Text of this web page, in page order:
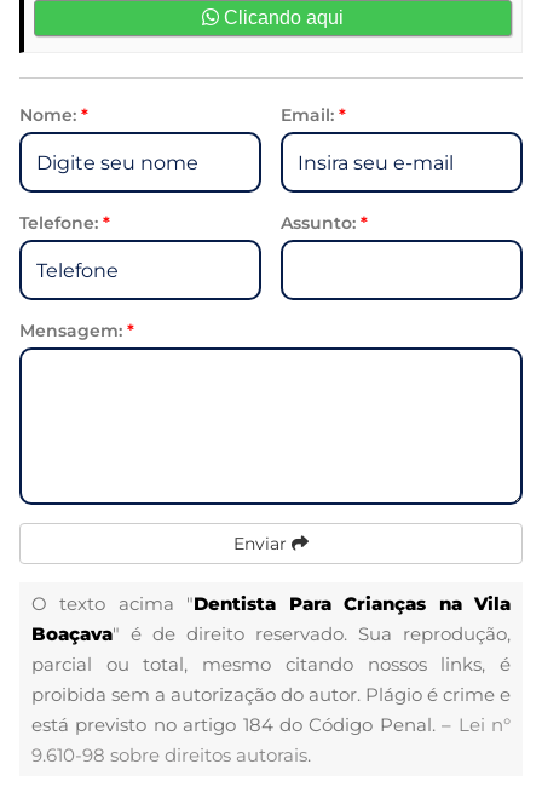
Clicando aqui
Nome: * Email: *
Telefone: * Assunto: *
Mensagem: *
Enviar
O texto acima "Dentista Para Crianças na Vila
Boaçava" é de direito reservado. Sua reprodução,
parcial ou total, mesmo citando nossos links, é
proibida sem a autorização do autor. Plágio é crime e
está previsto no artigo 184 do Código Penal. – Lei n°
9.610-98 sobre direitos autorais.